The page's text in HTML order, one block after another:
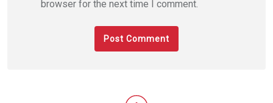
browser for the next time I comment.